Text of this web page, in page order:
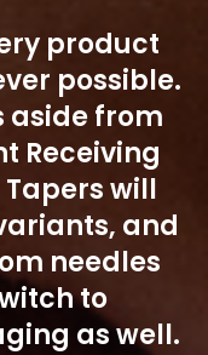
product
possible.
aside from
Receiving
Tapers will
and
needles
to
as well.